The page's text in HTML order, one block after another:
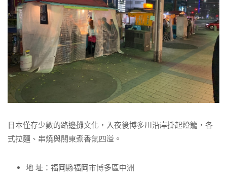
日本僅存少數的路邊攤文化，入夜後博多川沿岸掛起燈籠，各
式拉麵、串燒與關東煮香氣四溢。
地 址：福岡縣福岡市博多區中洲